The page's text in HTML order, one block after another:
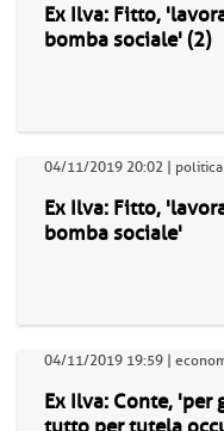
Ex Ilva: Fitto,
bomba sociale' (2)
04/11/2019 20:02 | politica
Ex Ilva: Fitto,
bomba sociale'
04/11/2019 19:59 |
Ex Ilva: Conte,